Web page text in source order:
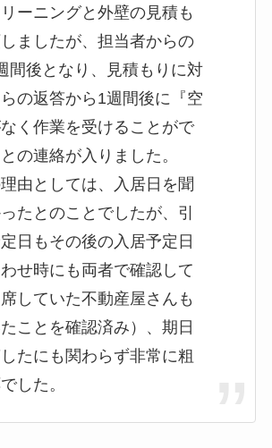
ーニングと外壁の見積も
ましたが、担当者からの
間後となり、見積もりに対
の返答から1週間後に『空
く作業を受けることがで
の連絡が入りました。
由としては、入居日を聞
たとのことでしたが、引
日もその後の入居予定日
せ時にも両者で確認して
していた不動産屋さんも
ことを確認済み）、期日
たにも関わらず非常に粗
した。